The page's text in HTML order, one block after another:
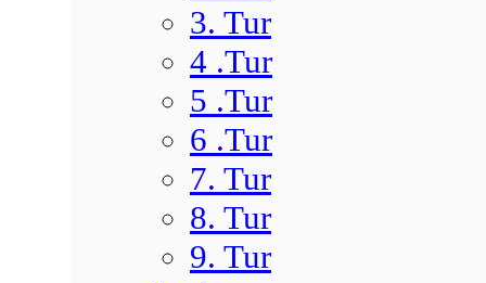
3. Tur
4 .Tur
5 .Tur
6 .Tur
7. Tur
8. Tur
9. Tur